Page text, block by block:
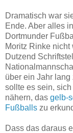
Dramatisch war
Ende. Aber alles
Dortmunder
Moritz Rinke
Dutzend
über ein Jahr
sollte es sein,
nähern, das gelb-
Fußballs zu
Dass das daraus